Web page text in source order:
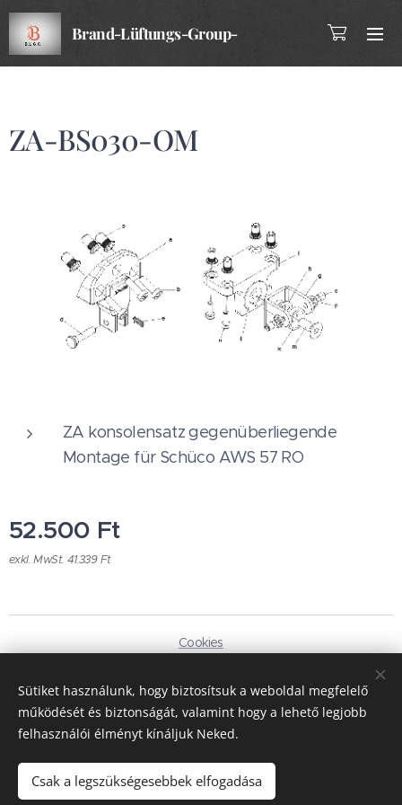
Brand-Lüftungs-Group-
ZA-BS030-OM
ZA konsolensatz gegenüberliegende
Montage für Schüco AWS 57 RO
52.500 Ft
exkl. MwSt. 41.339 Ft
Cookies
Magyar
Deutsch
Währung
HUF Ft
EUR €
Sütiket használunk, hogy biztosítsuk a weboldal megfelelő
működését és biztonságát, valamint hogy a lehető legjobb
felhasználói élményt kínáljuk Neked.
Csak a legszükségesebbek elfogadása